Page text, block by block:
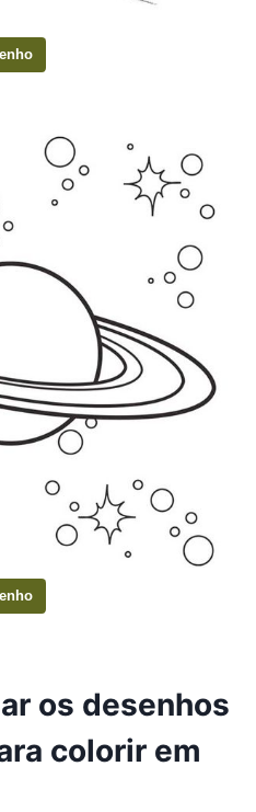
os desenhos
colorir em